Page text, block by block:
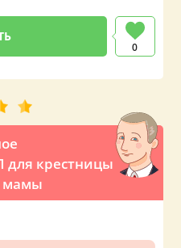
0
для крестницы
мамы